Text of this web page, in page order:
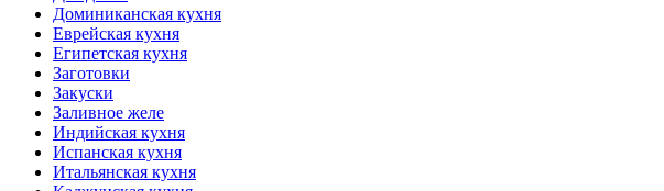
Доминиканская кухня
Еврейская кухня
Египетская кухня
Заготовки
Закуски
Заливное желе
Индийская кухня
Испанская кухня
Итальянская кухня